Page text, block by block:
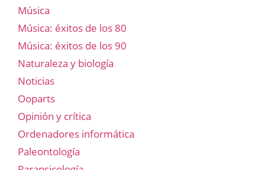
Música
Música: éxitos de los 80
Música: éxitos de los 90
Naturaleza y biología
Noticias
Ooparts
Opinión y crítica
Ordenadores informática
Paleontología